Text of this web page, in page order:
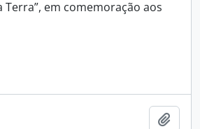
em comemoração aos